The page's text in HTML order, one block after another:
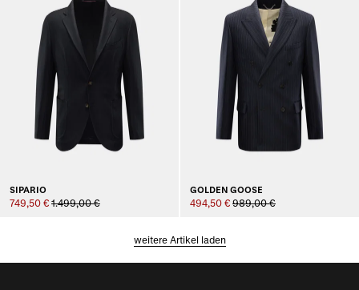
SIPARIO
749,50 € 1.499,00 €
GOLDEN GOOSE
494,50 € 989,00 €
weitere Artikel laden